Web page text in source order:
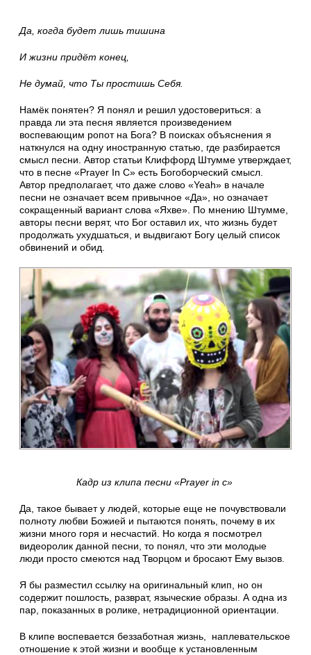
Да, когда будет лишь тишина
И жизни придёт конец,
Не думай, что Ты простишь Себя.
Намёк понятен? Я понял и решил удостовериться: а
правда ли эта песня является произведением
воспевающим ропот на Бога? В поисках объяснения я
наткнулся на одну иностранную статью, где разбирается
смысл песни. Автор статьи Клиффорд Штумме утверждает,
что в песне «Prayer In C» есть Богоборческий смысл.
Автор предполагает, что даже слово «Yeah» в начале
песни не означает всем привычное «Да», но означает
сокращенный вариант слова «Яхве». По мнению Штумме,
авторы песни верят, что Бог оставил их, что жизнь будет
продолжать ухудшаться, и выдвигают Богу целый список
обвинений и обид.
Кадр из клипа песни «Prayer in c»
Да, такое бывает у людей, которые еще не почувствовали
полноту любви Божией и пытаются понять, почему в их
жизни много горя и несчастий. Но когда я посмотрел
видеоролик данной песни, то понял, что эти молодые
люди просто смеются над Творцом и бросают Ему вызов.
Я бы разместил ссылку на оригинальный клип, но он
содержит пошлость, разврат, языческие образы. А одна из
пар, показанных в ролике, нетрадиционной ориентации.
В клипе воспевается беззаботная жизнь, наплевательское
отношение к этой жизни и вообще к установленным